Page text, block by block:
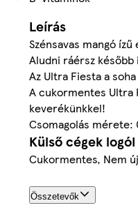
Leírás
Szénsavas mangó
Aludni ráérsz
Az Ultra Fiesta a
A cukormentes Ultra
keverékünkkel!
Csomagolás mérete:
Külső cégek logói
Cukormentes, Nem
Összetevők